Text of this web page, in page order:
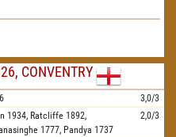
CONVENTRY
3,0/3
1934, Ratcliffe 1892,
1777, Pandya 1737
2,0/3